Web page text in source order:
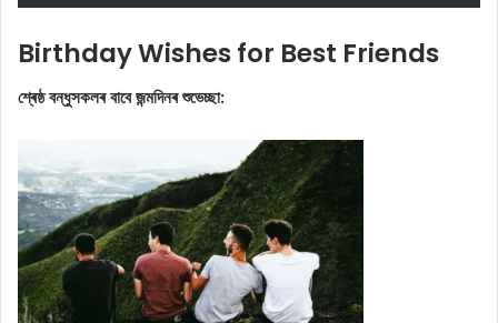
Birthday Wishes for Best Friends
শ্ৰেষ্ঠ বন্ধুসকলৰ বাবে জন্মদিনৰ শুভেচ্ছা: